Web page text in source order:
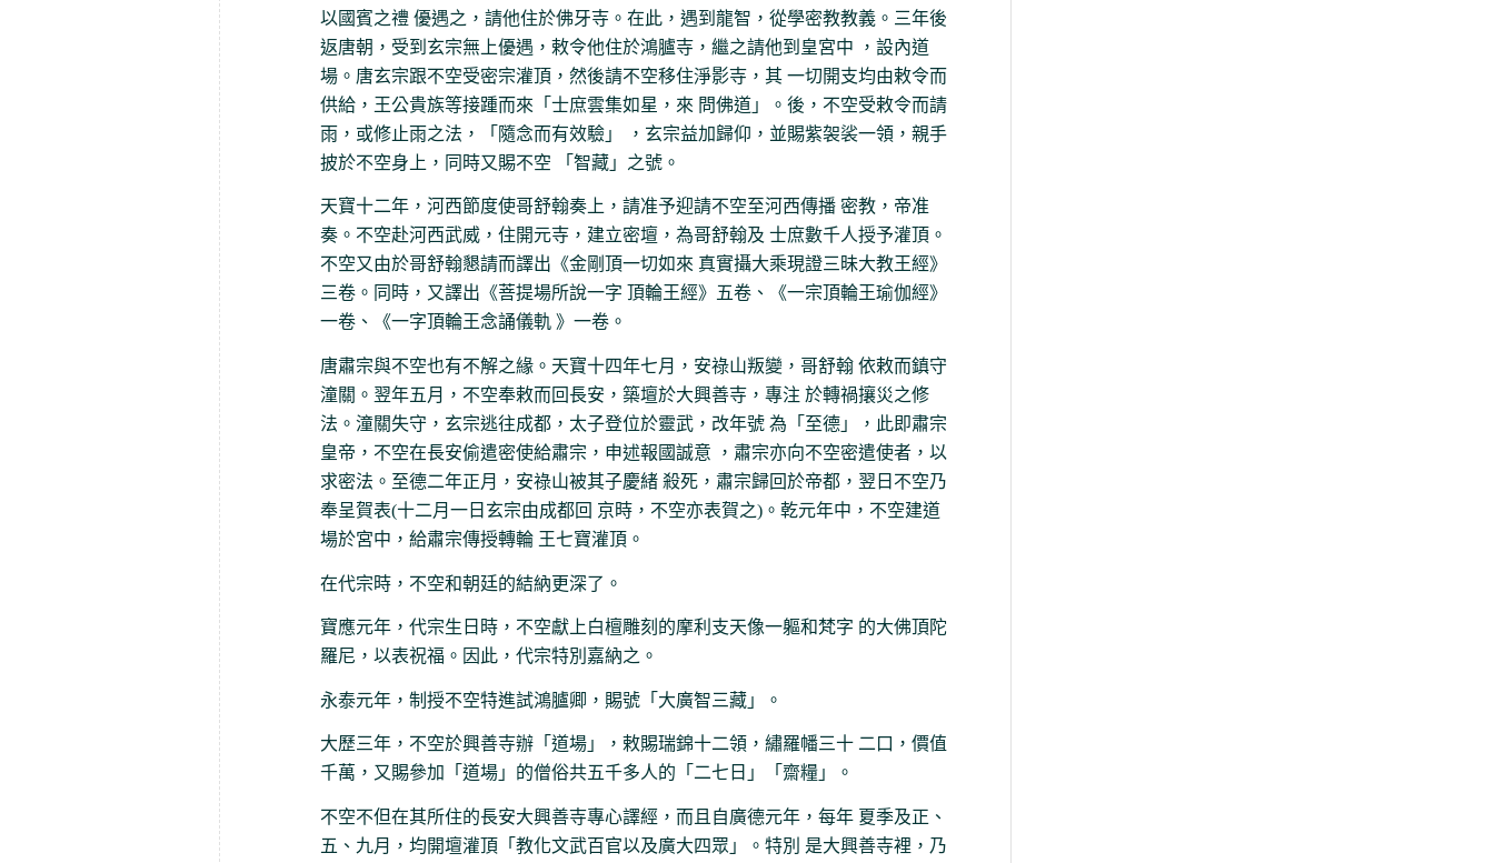
以國賓之禮 優遇之，請他住於佛牙寺。在此，遇到龍智，從學密教教義。三年後
返唐朝，受到玄宗無上優遇，敕令他住於鴻臚寺，繼之請他到皇宮中 ，設內道
場。唐玄宗跟不空受密宗灌頂，然後請不空移住淨影寺，其 一切開支均由敕令而
供給，王公貴族等接踵而來「士庶雲集如星，來 問佛道」。後，不空受敕令而請
雨，或修止雨之法，「隨念而有效驗」 ，玄宗益加歸仰，並賜紫袈裟一領，親手
披於不空身上，同時又賜不空 「智藏」之號。
天寶十二年，河西節度使哥舒翰奏上，請准予迎請不空至河西傳播 密教，帝准
奏。不空赴河西武威，住開元寺，建立密壇，為哥舒翰及 士庶數千人授予灌頂。
不空又由於哥舒翰懇請而譯出《金剛頂一切如來 真實攝大乘現證三昧大教王經》
三卷。同時，又譯出《菩提場所說一字 頂輪王經》五卷、《一宗頂輪王瑜伽經》
一卷、《一字頂輪王念誦儀軌 》一卷。
唐肅宗與不空也有不解之緣。天寶十四年七月，安祿山叛變，哥舒翰 依敕而鎮守
潼關。翌年五月，不空奉敕而回長安，築壇於大興善寺，專注 於轉禍攘災之修
法。潼關失守，玄宗逃往成都，太子登位於靈武，改年號 為「至德」，此即肅宗
皇帝，不空在長安偷遣密使給肅宗，申述報國誠意 ，肅宗亦向不空密遣使者，以
求密法。至德二年正月，安祿山被其子慶緒 殺死，肅宗歸回於帝都，翌日不空乃
奉呈賀表(十二月一日玄宗由成都回 京時，不空亦表賀之)。乾元年中，不空建道
場於宮中，給肅宗傳授轉輪 王七寶灌頂。
在代宗時，不空和朝廷的結納更深了。
寶應元年，代宗生日時，不空獻上白檀雕刻的摩利支天像一軀和梵字 的大佛頂陀
羅尼，以表祝福。因此，代宗特別嘉納之。
永泰元年，制授不空特進試鴻臚卿，賜號「大廣智三藏」。
大歷三年，不空於興善寺辦「道場」，敕賜瑞錦十二領，繡羅幡三十 二口，價值
千萬，又賜參加「道場」的僧俗共五千多人的「二七日」「齋糧」。
不空不但在其所住的長安大興善寺專心譯經，而且自廣德元年，每年 夏季及正、
五、九月，均開壇灌頂「教化文武百官以及廣大四眾」。特別 是大興善寺裡，乃